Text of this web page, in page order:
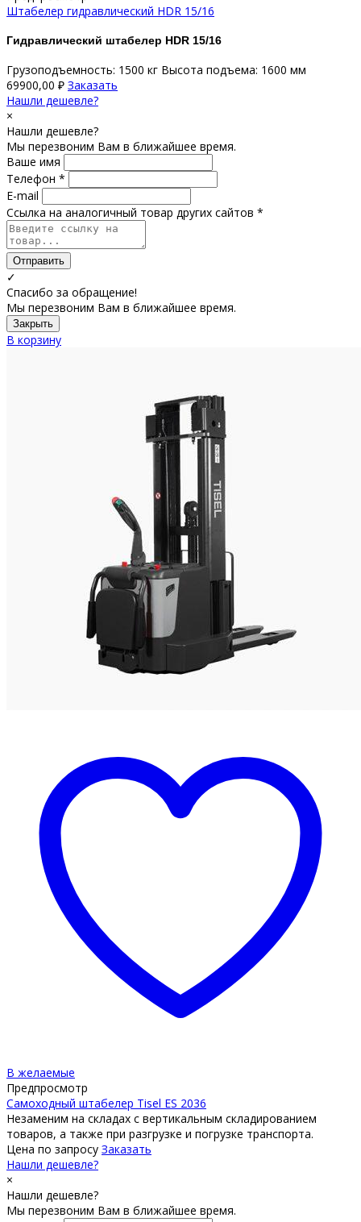
Штабелер гидравлический НDR 15/16
Гидравлический штабелер HDR 15/16
Грузоподъемность: 1500 кг Высота подъема: 1600 мм
69900,00 ₽ Заказать
Нашли дешевле?
×
Нашли дешевле?
Мы перезвоним Вам в ближайшее время.
Ваше имя
Телефон *
E-mail
Ссылка на аналогичный товар других сайтов *
Отправить
✓
Спасибо за обращение!
Мы перезвоним Вам в ближайшее время.
Закрыть
В корзину
В желаемые
Предпросмотр
Самоходный штабелер Tisel ES 2036
Незаменим на складах с вертикальным складированием
товаров, а также при разгрузке и погрузке транспорта.
Цена по запросу Заказать
Нашли дешевле?
×
Нашли дешевле?
Мы перезвоним Вам в ближайшее время.